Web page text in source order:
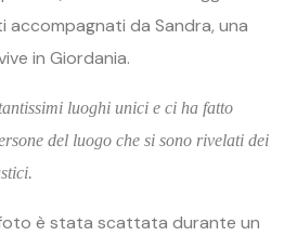
accompagnati da Sandra, una
in Giordania.
luoghi unici e ci ha fatto
del luogo che si sono rivelati dei
è stata scattata durante un